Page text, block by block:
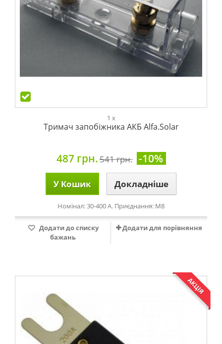
1 x
Тримач запобіжника АКБ Alfa.Solar
487 грн.541 грн. -10%
У Кошик Докладніше
Номінал: 30-400 А. Приєднання: М8
Додати до списку
бажань
Додати для порівняння
АКЦІЯ